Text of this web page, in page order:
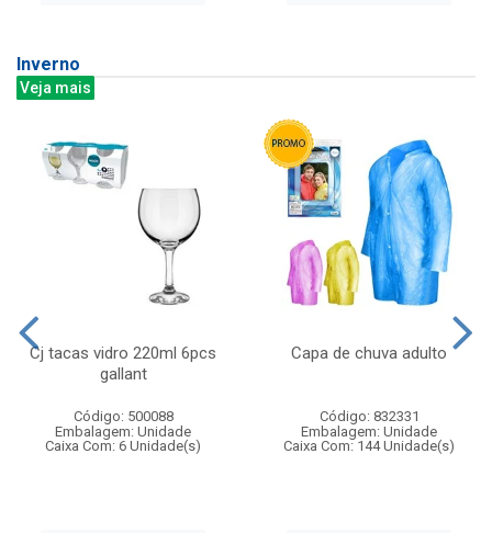
Inverno
Veja mais
Cj tacas vidro 220ml 6pcs
gallant
Código: 500088
Embalagem: Unidade
Caixa Com: 6 Unidade(s)
Capa de chuva adulto
Código: 832331
Embalagem: Unidade
Caixa Com: 144 Unidade(s)